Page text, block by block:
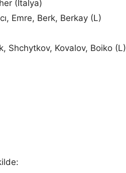
(İtalya)
Emre, Berk, Berkay (L)
Shchytkov, Kovalov, Boiko (L)